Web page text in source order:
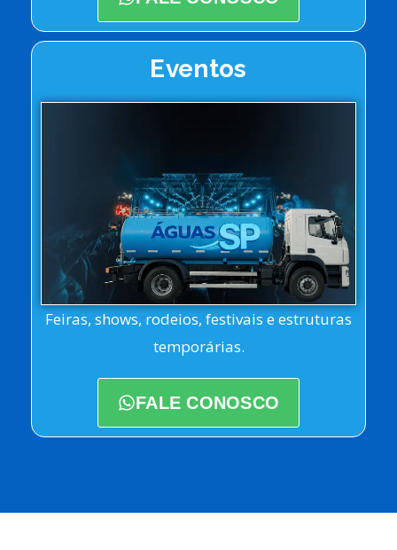
Eventos
Feiras, shows, rodeios, festivais e estruturas
temporárias.
FALE CONOSCO